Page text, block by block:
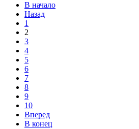
В начало
Назад
1
2
3
4
5
6
7
8
9
10
Вперед
В конец